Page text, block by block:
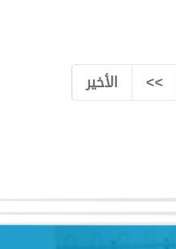
>> الأخير